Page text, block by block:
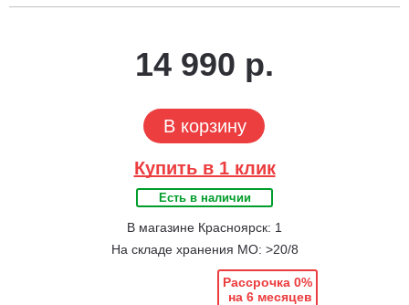
14 990 р.
В корзину
Купить в 1 клик
Есть в наличии
В магазине Красноярск: 1
На складе хранения МО: >20/8
Рассрочка 0%
на 6 месяцев